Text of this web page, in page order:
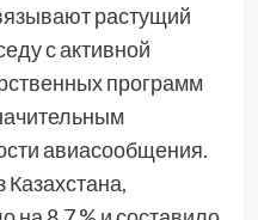
растущий
с активной
программ
авиасообщения.